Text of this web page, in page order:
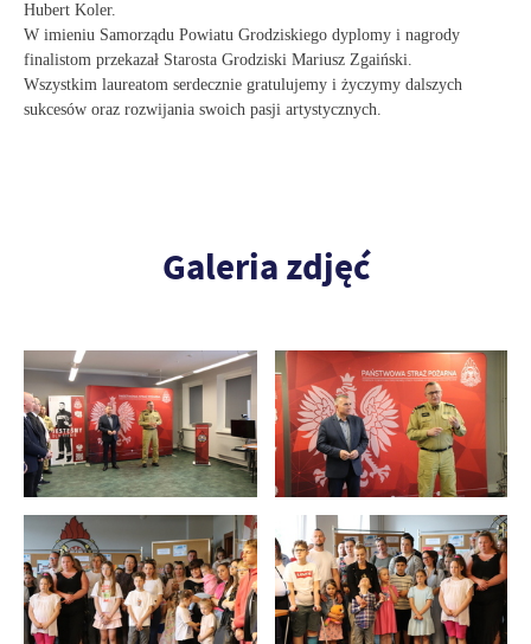
Hubert Koler.
W imieniu Samorządu Powiatu Grodziskiego dyplomy i nagrody
finalistom przekazał Starosta Grodziski Mariusz Zgaiński.
Wszystkim laureatom serdecznie gratulujemy i życzymy dalszych
sukcesów oraz rozwijania swoich pasji artystycznych.
Galeria zdjęć